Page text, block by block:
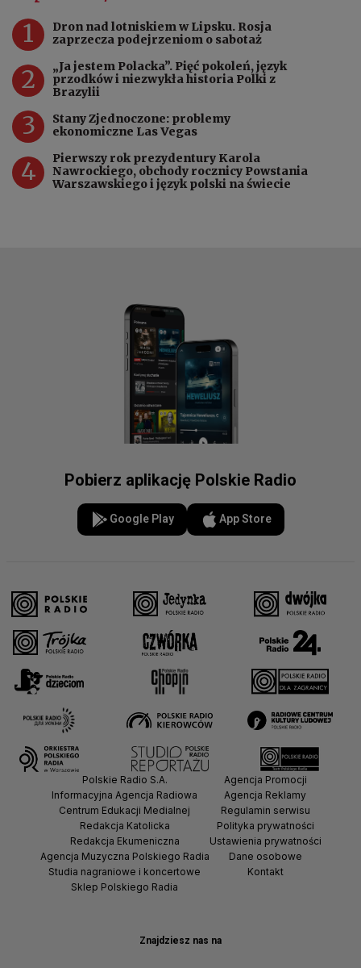
1
Dron nad lotniskiem w Lipsku. Rosja
zaprzecza podejrzeniom o sabotaż
2
„Ja jestem Polacka”. Pięć pokoleń, język
przodków i niezwykła historia Polki z
Brazylii
3
Stany Zjednoczone: problemy
ekonomiczne Las Vegas
4
Pierwszy rok prezydentury Karola
Nawrockiego, obchody rocznicy Powstania
Warszawskiego i język polski na świecie
Pobierz aplikację Polskie Radio
Google Play App Store
Znajdziesz nas na
Polskie Radio S.A.
Informacyjna Agencja Radiowa
Centrum Edukacji Medialnej
Redakcja Katolicka
Redakcja Ekumeniczna
Agencja Muzyczna Polskiego Radia
Studia nagraniowe i koncertowe
Sklep Polskiego Radia
Agencja Promocji
Agencja Reklamy
Regulamin serwisu
Polityka prywatności
Ustawienia prywatności
Dane osobowe
Kontakt